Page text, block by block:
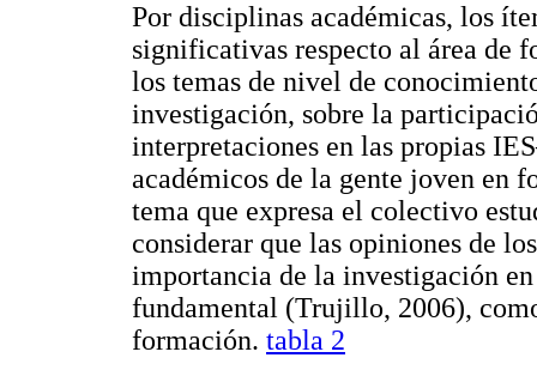
Por disciplinas académicas, los
significativas respecto al área de
los temas de nivel de
investigación, sobre la
interpretaciones en las propias
académicos de la gente joven en
tema que expresa el colectivo
considerar que las opiniones de
importancia de la investigación
fundamental (Trujillo, 2006),
formación. tabla 2